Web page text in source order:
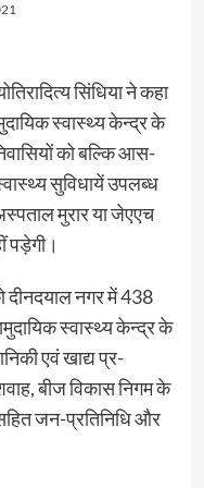
सिंधिया ने कहा
स्वास्थ्य केन्द्र के
को बल्कि आस-
सुविधायें उपलब्ध
मुरार या जेएएच
पड़ेगी।
दीनदयाल नगर में 438
स्वास्थ्य केन्द्र के
एवं खाद्य प्र-
बीज विकास निगम के
जन-प्रतिनिधि और